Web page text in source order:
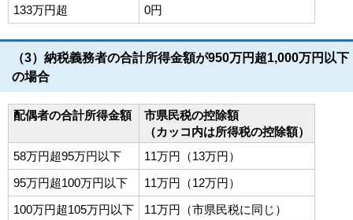
133万円超
0円
（3）納税義務者の合計所得金額が950万円超1,000万円以下
の場合
配偶者の合計所得金額
市県民税の控除額
（カッコ内は所得税の控除額）
58万円超95万円以下
11万円（13万円）
95万円超100万円以下
11万円（12万円）
100万円超105万円以下
11万円（市県民税に同じ）